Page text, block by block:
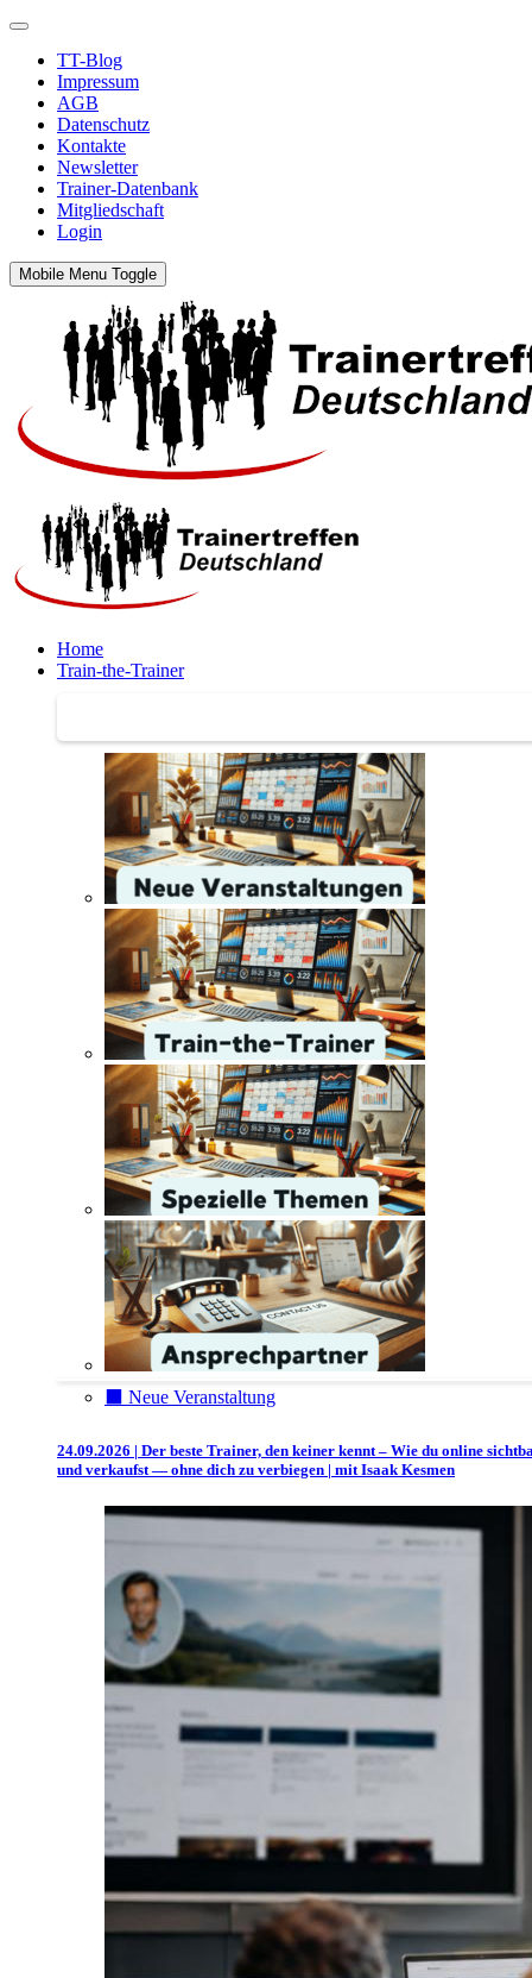
TT-Blog
Impressum
AGB
Datenschutz
Kontakte
Newsletter
Trainer-Datenbank
Mitgliedschaft
Login
Mobile Menu Toggle
Home
Train-the-Trainer
⬛️ Neue Veranstaltung
24.09.2026 | Der beste Trainer, den keiner kennt – Wie du online
und verkaufst — ohne dich zu verbiegen | mit Isaak Kesmen